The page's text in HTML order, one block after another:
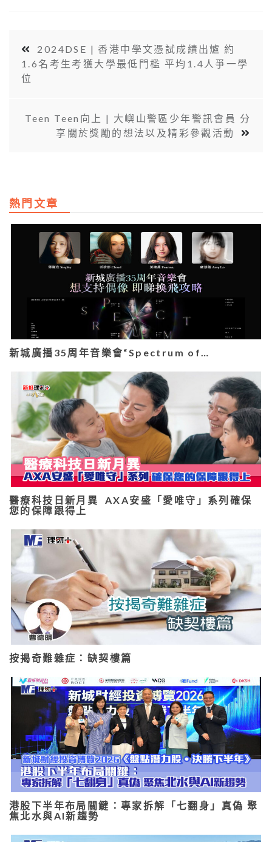
2024DSE | 香港中學文憑試成績出爐 約
1.6名考生考獲大學最低門檻 平均1.4人爭一學
位
Teen Teen向上 | 大嶼山警區少年警訊會員 分
享關於獎勵的想法以及精彩參觀活動
熱門文章
新城廣播35周年音樂會“Spectrum of…
醫療科技日新月異 AXA安盛「愛唯守」系列確保
您的保障跟得上
按揭奇難雜症：缺契樓篇
港股下半年布局關鍵：專家拆解「七翻身」真偽 聚
焦北水與AI新趨勢